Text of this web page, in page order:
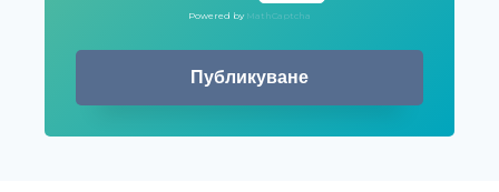
Powered by MathCaptcha